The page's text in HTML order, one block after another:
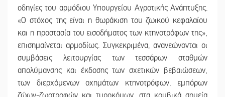
οδηγίες του αρμόδιου Υπουργείου Αγροτικής Ανάπτυξης.
«Ο στόχος της είναι η θωράκιση του ζωικού κεφαλαίου
και η προστασία του εισοδήματος των κτηνοτρόφων της»,
επισημαίνεται αρμοδίως. Συγκεκριμένα, ανανεώνονται οι
συμβάσεις λειτουργίας των τεσσάρων σταθμών
απολύμανσης και έκδοσης των σχετικών βεβαιώσεων,
των διερχόμενων οχημάτων κτηνοτρόφων, εμπόρων